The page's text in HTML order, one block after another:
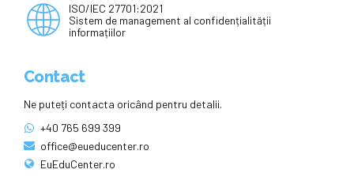
ISO/IEC 27701:2021
Sistem de management al confidențialității
informațiilor
Contact
Ne puteți contacta oricând pentru detalii.
+40 765 699 399
office@eueducenter.ro
EuEduCenter.ro